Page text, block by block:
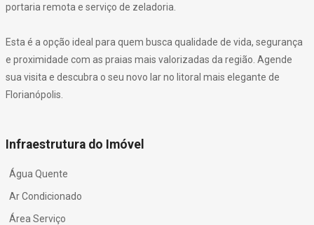
portaria remota e serviço de zeladoria.
Esta é a opção ideal para quem busca qualidade de vida, segurança
e proximidade com as praias mais valorizadas da região. Agende
sua visita e descubra o seu novo lar no litoral mais elegante de
Florianópolis.
Infraestrutura do Imóvel
Água Quente
Ar Condicionado
Área Serviço